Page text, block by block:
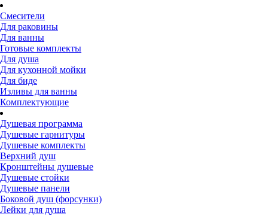
Смесители
Для раковины
Для ванны
Готовые комплекты
Для душа
Для кухонной мойки
Для биде
Изливы для ванны
Комплектующие
Душевая программа
Душевые гарнитуры
Душевые комплекты
Верхний душ
Кронштейны душевые
Душевые стойки
Душевые панели
Боковой душ (форсунки)
Лейки для душа